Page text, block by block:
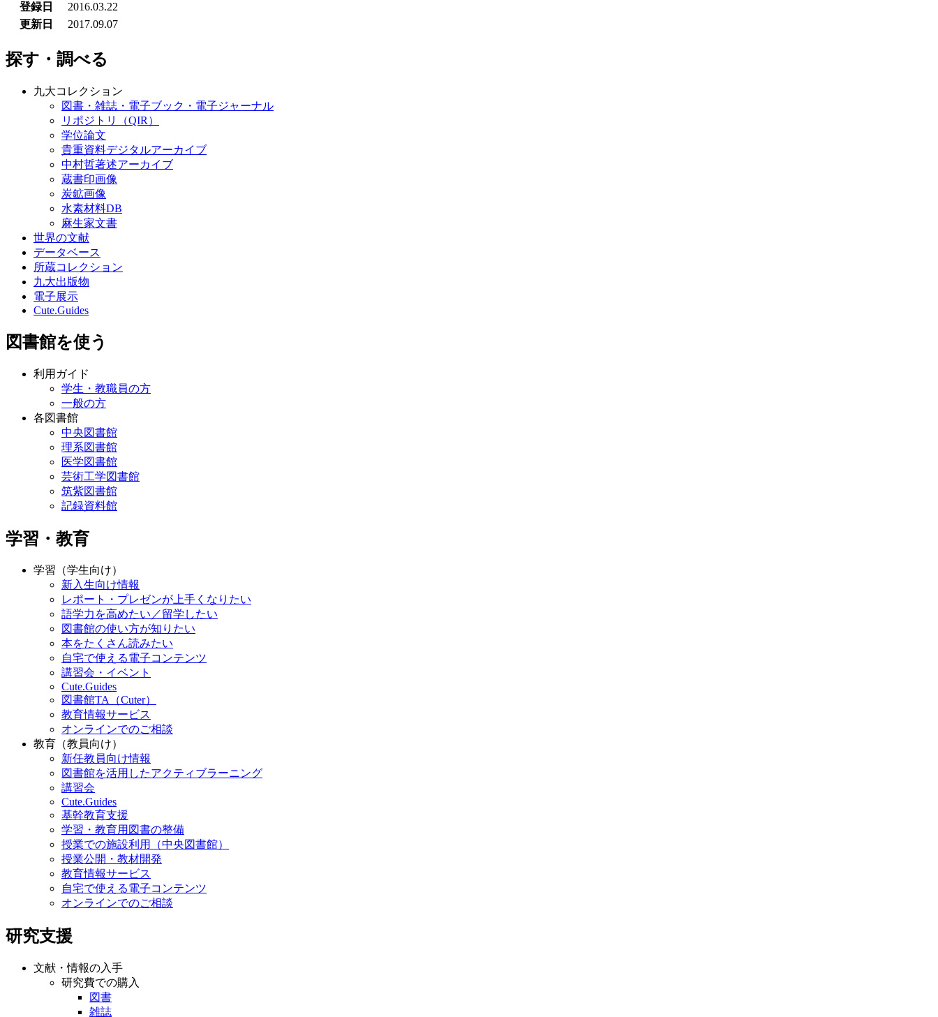
登録日
2016.03.22
更新日
2017.09.07
探す・調べる
九大コレクション
図書・雑誌・電子ブック・電子ジャーナル
リポジトリ（QIR）
学位論文
貴重資料デジタルアーカイブ
中村哲著述アーカイブ
蔵書印画像
炭鉱画像
水素材料DB
麻生家文書
世界の文献
データベース
所蔵コレクション
九大出版物
電子展示
Cute.Guides
図書館を使う
利用ガイド
学生・教職員の方
一般の方
各図書館
中央図書館
理系図書館
医学図書館
芸術工学図書館
筑紫図書館
記録資料館
学習・教育
学習（学生向け）
新入生向け情報
レポート・プレゼンが上手くなりたい
語学力を高めたい／留学したい
図書館の使い方が知りたい
本をたくさん読みたい
自宅で使える電子コンテンツ
講習会・イベント
Cute.Guides
図書館TA（Cuter）
教育情報サービス
オンラインでのご相談
教育（教員向け）
新任教員向け情報
図書館を活用したアクティブラーニング
講習会
Cute.Guides
基幹教育支援
学習・教育用図書の整備
授業での施設利用（中央図書館）
授業公開・教材開発
教育情報サービス
自宅で使える電子コンテンツ
オンラインでのご相談
研究支援
文献・情報の入手
研究費での購入
図書
雑誌